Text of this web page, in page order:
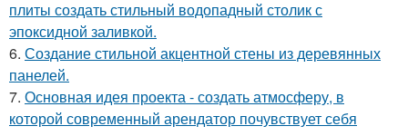
плиты создать стильный водопадный столик с
эпоксидной заливкой.
6. Создание стильной акцентной стены из деревянных
панелей.
7. Основная идея проекта - создать атмосферу, в
которой современный арендатор почувствует себя